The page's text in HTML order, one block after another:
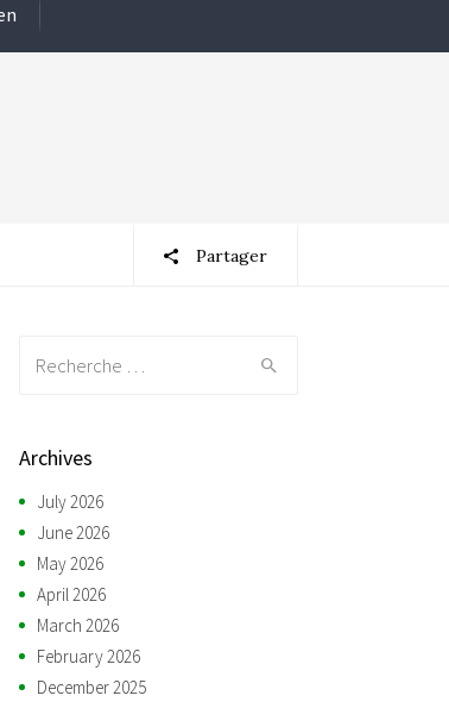
Partager
Archives
July 2026
June 2026
May 2026
April 2026
March 2026
February 2026
December 2025